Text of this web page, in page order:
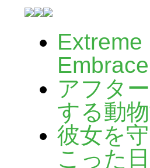
アフタ
する動
彼女を
こった日